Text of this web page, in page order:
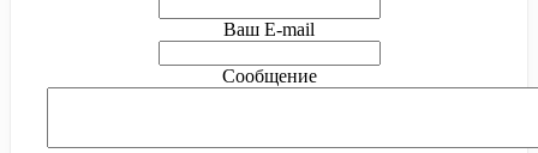
Ваш E-mail
Сообщение